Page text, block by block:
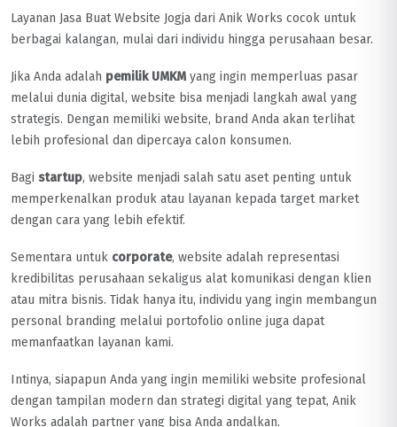
Layanan Jasa Buat Website Jogja dari Anik Works cocok untuk
berbagai kalangan, mulai dari individu hingga perusahaan besar.
Jika Anda adalah pemilik UMKM yang ingin memperluas pasar
melalui dunia digital, website bisa menjadi langkah awal yang
strategis. Dengan memiliki website, brand Anda akan terlihat
lebih profesional dan dipercaya calon konsumen.
Bagi startup, website menjadi salah satu aset penting untuk
memperkenalkan produk atau layanan kepada target market
dengan cara yang lebih efektif.
Sementara untuk corporate, website adalah representasi
kredibilitas perusahaan sekaligus alat komunikasi dengan klien
atau mitra bisnis. Tidak hanya itu, individu yang ingin membangun
personal branding melalui portofolio online juga dapat
memanfaatkan layanan kami.
Intinya, siapapun Anda yang ingin memiliki website profesional
dengan tampilan modern dan strategi digital yang tepat, Anik
Works adalah partner yang bisa Anda andalkan.